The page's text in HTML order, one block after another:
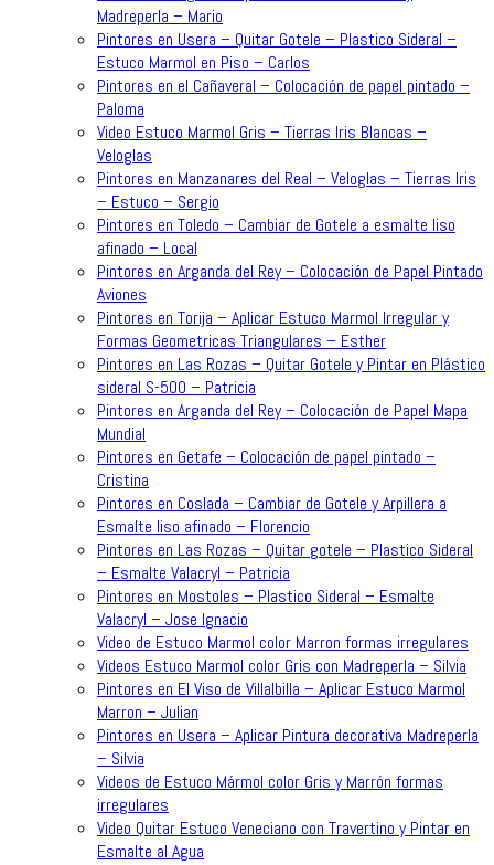
Madreperla – Mario
Pintores en Usera – Quitar Gotele – Plastico Sideral –
Estuco Marmol en Piso – Carlos
Pintores en el Cañaveral – Colocación de papel pintado –
Paloma
Video Estuco Marmol Gris – Tierras Iris Blancas –
Veloglas
Pintores en Manzanares del Real – Veloglas – Tierras Iris
– Estuco – Sergio
Pintores en Toledo – Cambiar de Gotele a esmalte liso
afinado – Local
Pintores en Arganda del Rey – Colocación de Papel Pintado
Aviones
Pintores en Torija – Aplicar Estuco Marmol Irregular y
Formas Geometricas Triangulares – Esther
Pintores en Las Rozas – Quitar Gotele y Pintar en Plástico
sideral S-500 – Patricia
Pintores en Arganda del Rey – Colocación de Papel Mapa
Mundial
Pintores en Getafe – Colocación de papel pintado –
Cristina
Pintores en Coslada – Cambiar de Gotele y Arpillera a
Esmalte liso afinado – Florencio
Pintores en Las Rozas – Quitar gotele – Plastico Sideral
– Esmalte Valacryl – Patricia
Pintores en Mostoles – Plastico Sideral – Esmalte
Valacryl – Jose Ignacio
Video de Estuco Marmol color Marron formas irregulares
Videos Estuco Marmol color Gris con Madreperla – Silvia
Pintores en El Viso de Villalbilla – Aplicar Estuco Marmol
Marron – Julian
Pintores en Usera – Aplicar Pintura decorativa Madreperla
– Silvia
Videos de Estuco Mármol color Gris y Marrón formas
irregulares
Video Quitar Estuco Veneciano con Travertino y Pintar en
Esmalte al Agua